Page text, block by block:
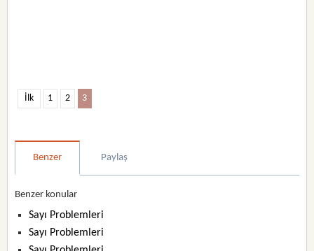
İlk 1 2 3
Benzer Paylaş
Benzer konular
Sayı Problemleri
Sayı Problemleri